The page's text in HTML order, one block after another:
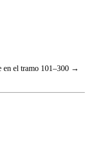
en el tramo 101–300 →